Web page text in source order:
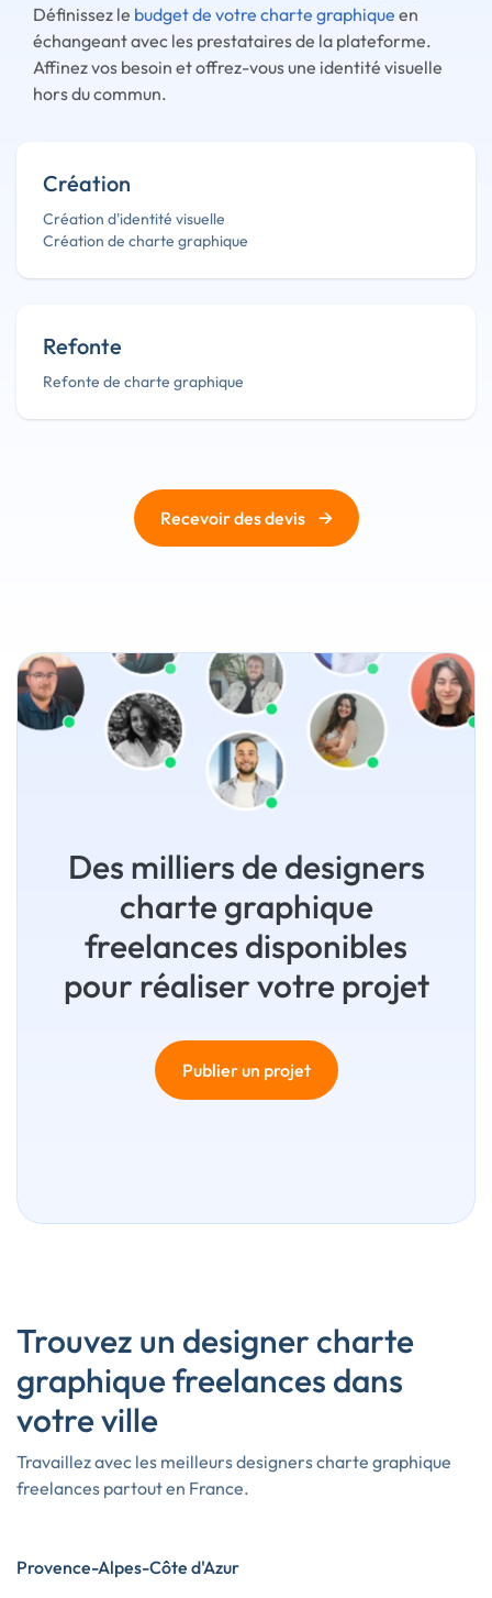
Définissez le budget de votre charte graphique en
échangeant avec les prestataires de la plateforme.
Affinez vos besoin et offrez-vous une identité visuelle
hors du commun.
Création
Création d'identité visuelle
Création de charte graphique
Refonte
Refonte de charte graphique
Recevoir des devis →
Des milliers de designers
charte graphique
freelances disponibles
pour réaliser votre projet
Publier un projet
Trouvez un designer charte
graphique freelances dans
votre ville
Travaillez avec les meilleurs designers charte graphique
freelances partout en France.
Provence-Alpes-Côte d'Azur